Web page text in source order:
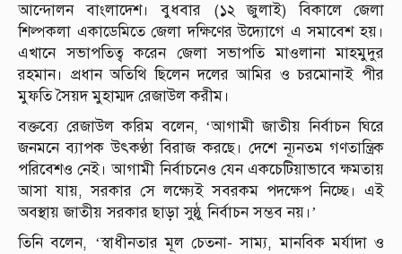
আন্দোলন বাংলাদেশ। বুধবার (১২ জুলাই) বিকালে জেলা
শিল্পকলা একাডেমিতে জেলা দক্ষিণের উদ্যোগে এ সমাবেশ হয়।
এখানে সভাপতিত্ব করেন জেলা সভাপতি মাওলানা মাহমুদুর
রহমান। প্রধান অতিথি ছিলেন দলের আমির ও চরমোনাই পীর
মুফতি সৈয়দ মুহাম্মদ রেজাউল করীম।
বক্তব্যে রেজাউল করিম বলেন, ‘আগামী জাতীয় নির্বাচন ঘিরে
জনমনে ব্যাপক উৎকণ্ঠা বিরাজ করছে। দেশে ন্যূনতম গণতান্ত্রিক
পরিবেশও নেই। আগামী নির্বাচনেও যেন একচেটিয়াভাবে ক্ষমতায়
আসা যায়, সরকার সে লক্ষ্যেই সবরকম পদক্ষেপ নিচ্ছে। এই
অবস্থায় জাতীয় সরকার ছাড়া সুষ্ঠু নির্বাচন সম্ভব নয়।’
তিনি বলেন, ‘স্বাধীনতার মূল চেতনা- সাম্য, মানবিক মর্যাদা ও